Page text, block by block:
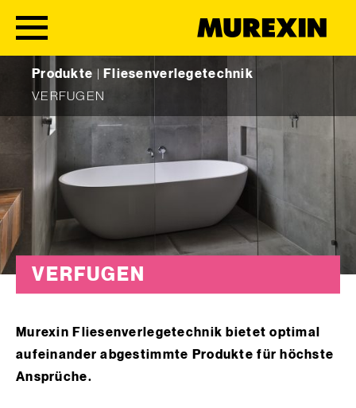
Produkte
Fliesenverlegetechnik
VERFUGEN
VERFUGEN
Murexin Fliesenverlegetechnik bietet optimal
aufeinander abgestimmte Produkte für höchste
Ansprüche.